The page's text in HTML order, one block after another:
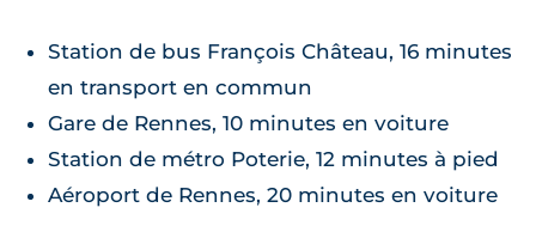
Station de bus François Château, 16 minutes
en transport en commun
Gare de Rennes, 10 minutes en voiture
Station de métro Poterie, 12 minutes à pied
Aéroport de Rennes, 20 minutes en voiture